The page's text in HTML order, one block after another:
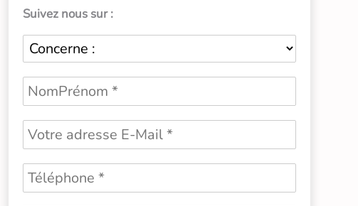
Suivez nous sur :